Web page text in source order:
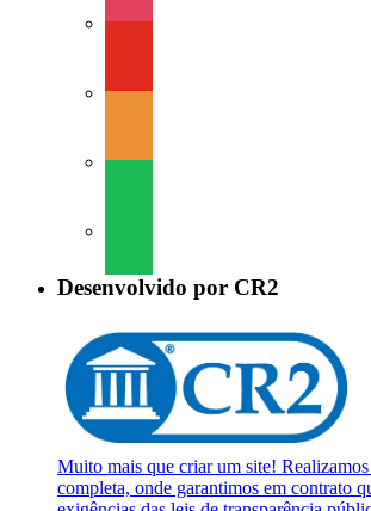
Desenvolvido por CR2
Muito mais que criar um site! Realizamos
completa, onde garantimos em contrato